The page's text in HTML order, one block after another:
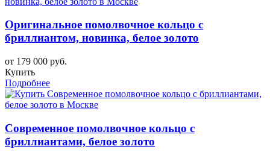
Оригинальное помолвочное кольцо с
бриллиантом, новинка, белое золото
от 179 000 руб.
Купить
Подробнее
Современное помолвочное кольцо с
бриллиантами, белое золото